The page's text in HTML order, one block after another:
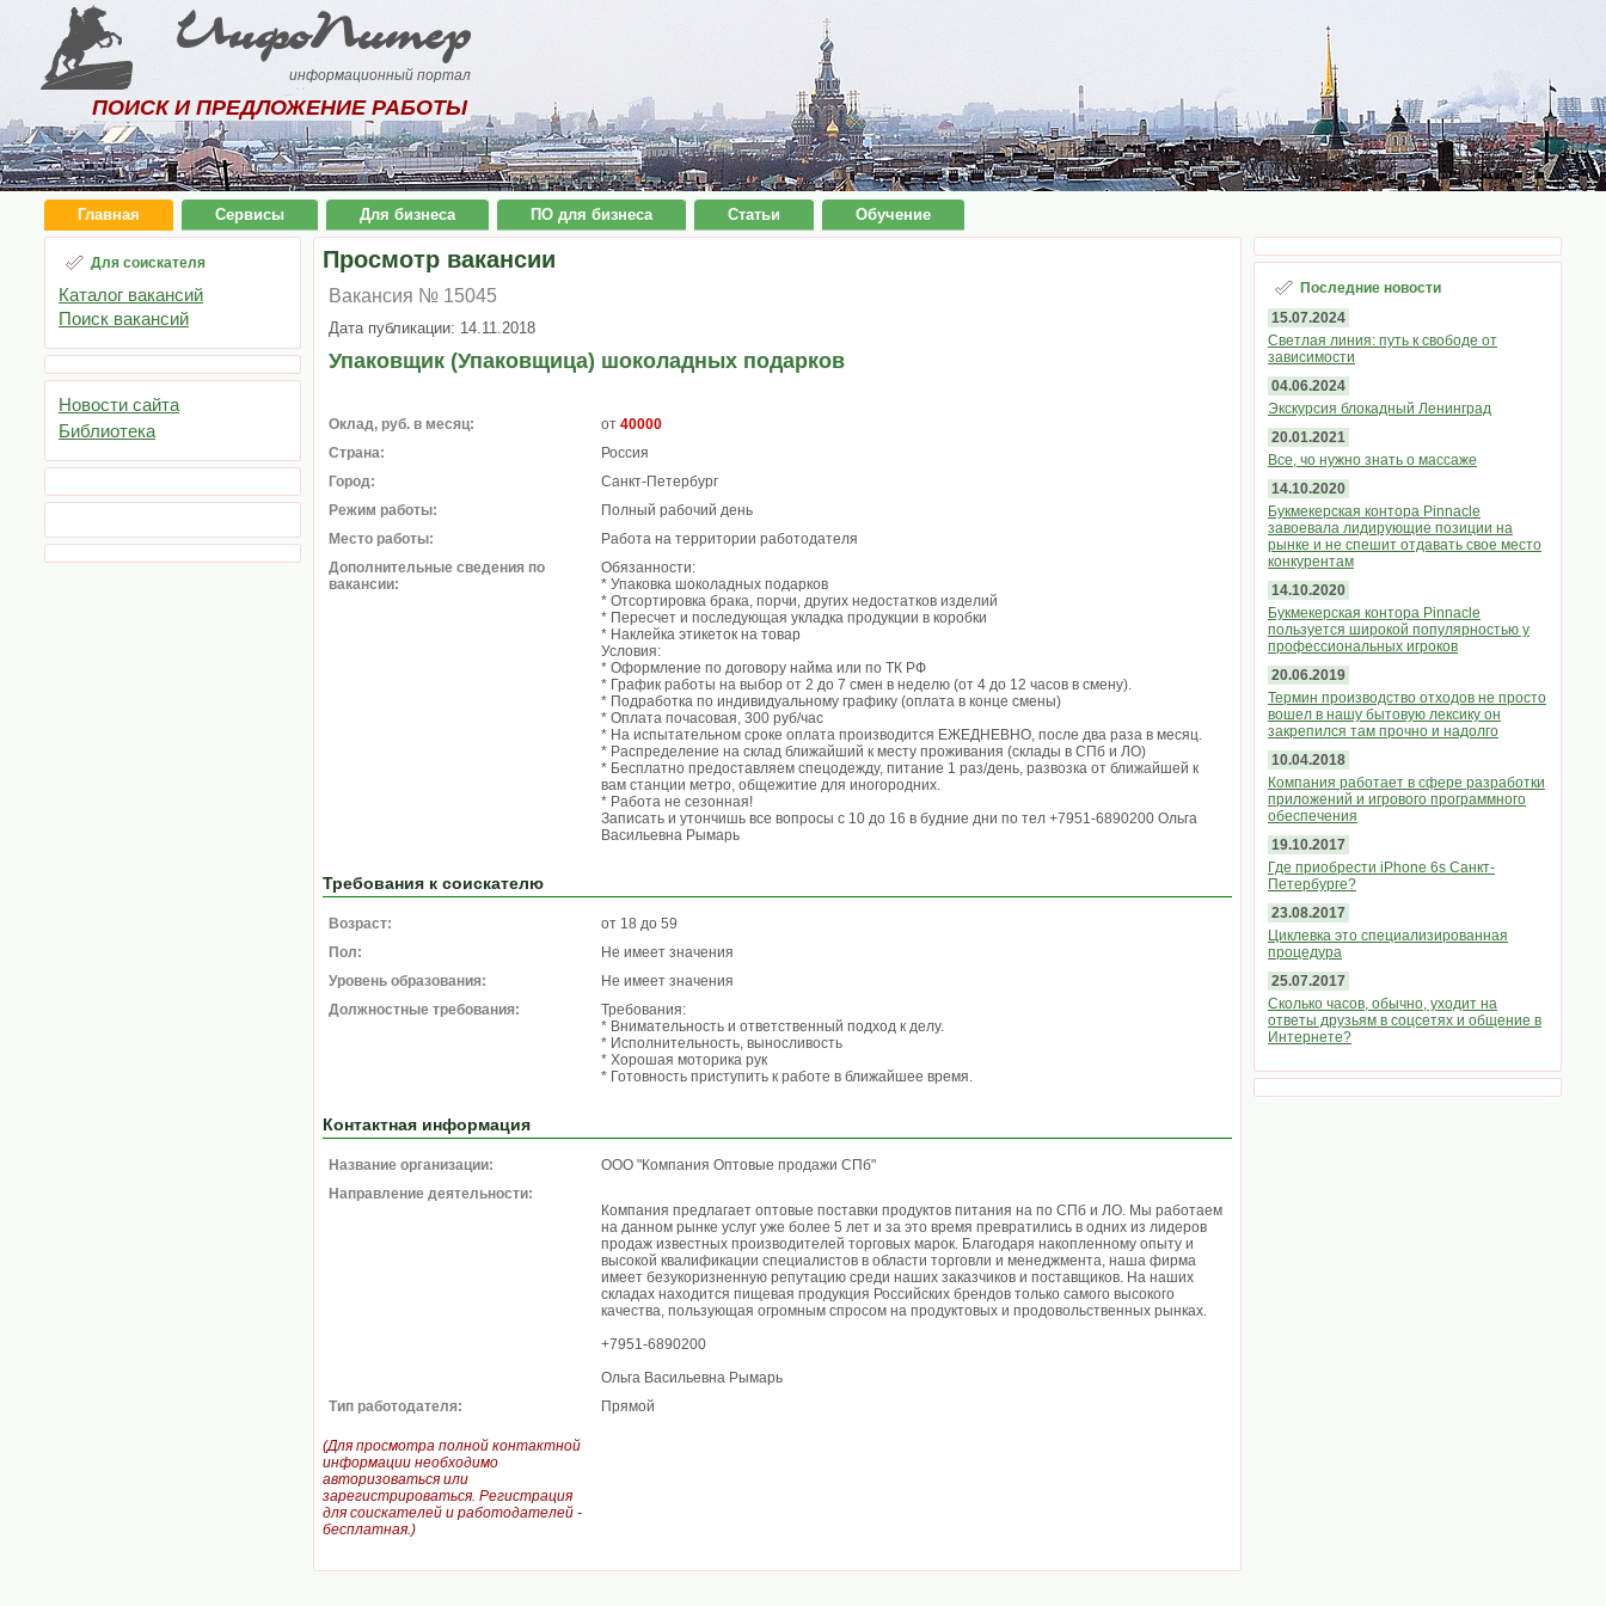
ИнфоПитер
информационный портал
ПОИСК И ПРЕДЛОЖЕНИЕ РАБОТЫ
Главная Сервисы Для бизнеса ПО для бизнеса Статьи Обучение
Для соискателя
Каталог вакансий
Поиск вакансий
Новости сайта
Библиотека
Просмотр вакансии
Вакансия № 15045
Дата публикации: 14.11.2018
Упаковщик (Упаковщица) шоколадных подарков
Оклад, руб. в месяц: от 40000
Страна:
Россия
Город:
Санкт-Петербург
Режим работы:
Полный рабочий день
Место работы:
Работа на территории работодателя
Дополнительные сведения по
вакансии:
Обязанности:
* Упаковка шоколадных подарков
* Отсортировка брака, порчи, других недостатков изделий
* Пересчет и последующая укладка продукции в коробки
* Наклейка этикеток на товар
Условия:
* Оформление по договору найма или по ТК РФ
* График работы на выбор от 2 до 7 смен в неделю (от 4 до 12 часов в смену).
* Подработка по индивидуальному графику (оплата в конце смены)
* Оплата почасовая, 300 руб/час
* На испытательном сроке оплата производится ЕЖЕДНЕВНО, после два раза в месяц.
* Распределение на склад ближайший к месту проживания (склады в СПб и ЛО)
* Бесплатно предоставляем спецодежду, питание 1 раз/день, развозка от ближайшей к
вам станции метро, общежитие для иногородних.
* Работа не сезонная!
Записать и утончишь все вопросы с 10 до 16 в будние дни по тел +7951-6890200 Ольга
Васильевна Рымарь
Требования к соискателю
Возраст:
от 18 до 59
Пол:
Не имеет значения
Уровень образования:
Не имеет значения
Должностные требования:
Требования:
* Внимательность и ответственный подход к делу.
* Исполнительность, выносливость
* Хорошая моторика рук
* Готовность приступить к работе в ближайшее время.
Контактная информация
Название организации:
ООО "Компания Оптовые продажи СПб"
Направление деятельности:
Компания предлагает оптовые поставки продуктов питания на по СПб и ЛО. Мы работаем
на данном рынке услуг уже более 5 лет и за это время превратились в одних из лидеров
продаж известных производителей торговых марок. Благодаря накопленному опыту и
высокой квалификации специалистов в области торговли и менеджмента, наша фирма
имеет безукоризненную репутацию среди наших заказчиков и поставщиков. На наших
складах находится пищевая продукция Российских брендов только самого высокого
качества, пользующая огромным спросом на продуктовых и продовольственных рынках.
+7951-6890200
Ольга Васильевна Рымарь
Тип работодателя:
Прямой
(Для просмотра полной контактной
информации необходимо
авторизоваться или
зарегистрироваться. Регистрация
для соискателей и работодателей -
бесплатная.)
Последние новости
15.07.2024
Светлая линия: путь к свободе от
зависимости
04.06.2024
Экскурсия блокадный Ленинград
20.01.2021
Все, чо нужно знать о массаже
14.10.2020
Букмекерская контора Pinnacle
завоевала лидирующие позиции на
рынке и не спешит отдавать свое место
конкурентам
14.10.2020
Букмекерская контора Pinnacle
пользуется широкой популярностью у
профессиональных игроков
20.06.2019
Термин производство отходов не просто
вошел в нашу бытовую лексику он
закрепился там прочно и надолго
10.04.2018
Компания работает в сфере разработки
приложений и игрового программного
обеспечения
19.10.2017
Где приобрести iPhone 6s Санкт-
Петербурге?
23.08.2017
Циклевка это специализированная
процедура
25.07.2017
Сколько часов, обычно, уходит на
ответы друзьям в соцсетях и общение в
Интернете?